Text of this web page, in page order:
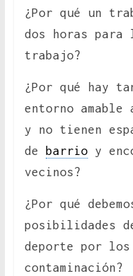
¿Por qué un
dos horas
trabajo?
¿Por qué hay
entorno amable
y no tienen
de barrioy
vecinos?
¿Por qué
posibilidades
deporte por
contaminación?